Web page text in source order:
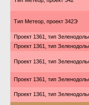
Тип Метеор, проект 342Э
Проект 1361, тип
Проект 1361, тип
Проект 1361, тип
Проект 1361, тип
Проект 1361, тип